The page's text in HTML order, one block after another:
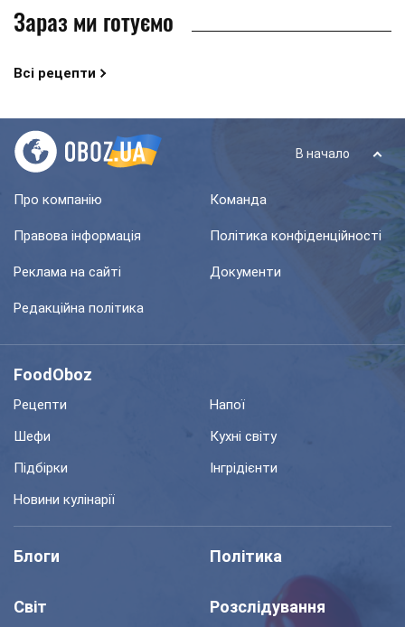
Зараз ми готуємо
Всі рецепти
В начало
Про компанію Команда
Правова інформація Політика конфіденційності
Реклама на сайті Документи
Редакційна політика
FoodOboz
Рецепти
Напої
Шефи
Кухні світу
Підбірки
Інгрідієнти
Новини кулінарії
Блоги Політика
Світ Розслідування